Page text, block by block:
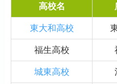
高校名
東大和高校
福生高校
城東高校